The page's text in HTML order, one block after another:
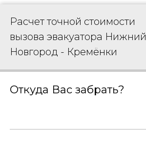
Расчет точной стоимости
вызова эвакуатора Нижний
Новгород - Кремёнки
Откуда Вас забрать?